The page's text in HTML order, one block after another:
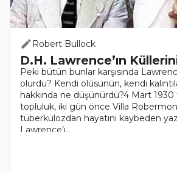
Robert Bullock
D.H. Lawrence’ın
Peki bütün bunlar karşısında
olurdu? Kendi ölüsünün, kendi
hakkında ne düşünürdü?4 Mart
topluluk, iki gün önce Villa
tüberkülozdan hayatını kaybeden
Lawrence’ı..